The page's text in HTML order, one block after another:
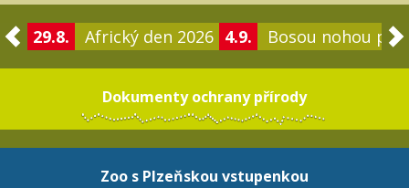
29.8. Africký den 2026 4.9. Bosou nohou po
Dokumenty ochrany přírody
Zoo s Plzeňskou vstupenkou